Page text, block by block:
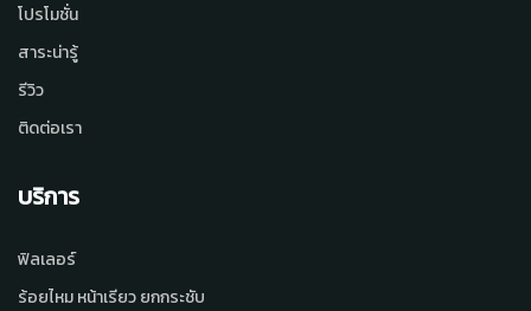
โปรโมชั่น
สาระน่ารู้
รีวิว
ติดต่อเรา
บริการ
ฟิลเลอร์
ร้อยไหม หน้าเรียว ยกกระชับ